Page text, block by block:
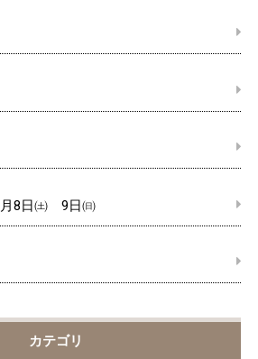
8日㈯ 9日㈰
カテゴリ